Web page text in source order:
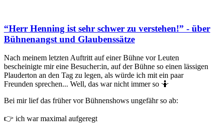
“Herr Henning ist sehr schwer zu verstehen!” - über
Bühnenangst und Glaubenssätze
Nach meinem letzten Auftritt auf einer Bühne vor Leuten
bescheinigte mir eine Besucher:in, auf der Bühne so einen lässigen
Plauderton an den Tag zu legen, als würde ich mit ein paar
Freunden sprechen... Well, das war nicht immer so 🤷
Bei mir lief das früher vor Bühnenshows ungefähr so ab:
👉 ich war maximal aufgeregt